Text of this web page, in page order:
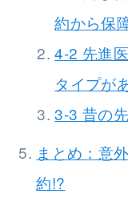
約から保
4-2 先進
タイプが
3-3 昔の
まとめ：意
約!?